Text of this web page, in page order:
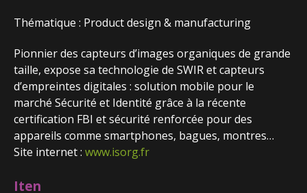
Thématique : Product design & manufacturing
Pionnier des capteurs d’images organiques de grande
taille, expose sa technologie de SWIR et capteurs
d’empreintes digitales : solution mobile pour le
marché Sécurité et Identité grâce à la récente
certification FBI et sécurité renforcée pour des
appareils comme smartphones, bagues, montres…
Site internet : www.isorg.fr
Iten